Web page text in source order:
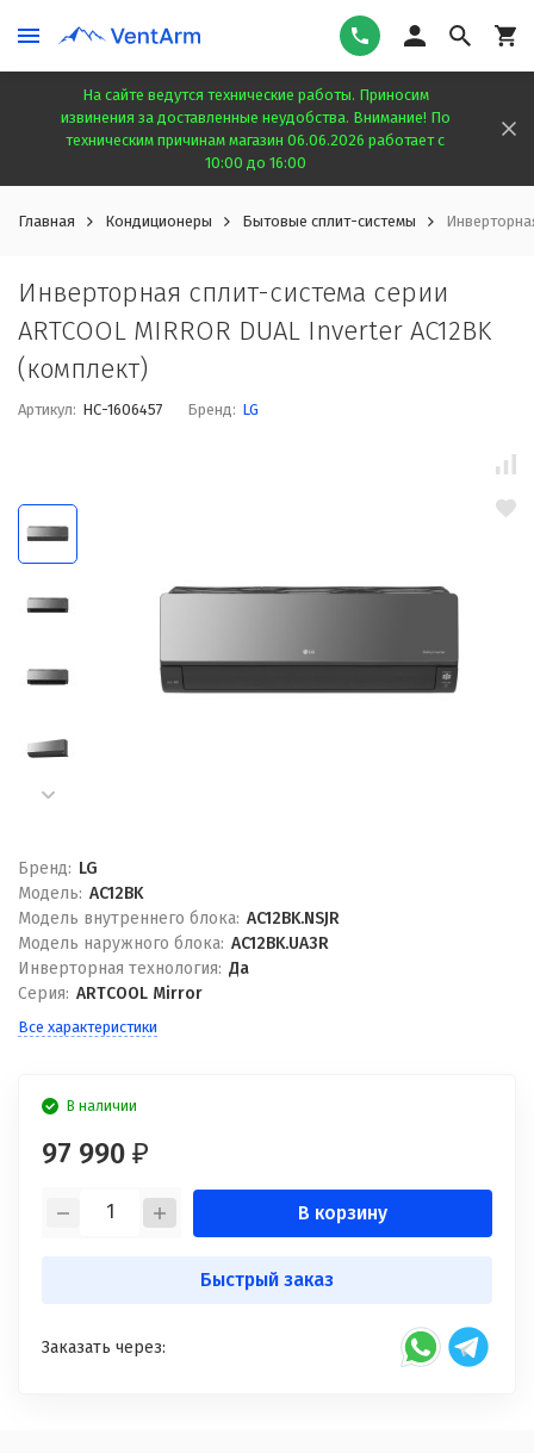
На сайте ведутся технические работы. Приносим
извинения за доставленные неудобства. Внимание! По
техническим причинам магазин 06.06.2026 работает с
10:00 до 16:00
Главная Кондиционеры Бытовые сплит-системы
Инверторная сплит-система серии
ARTCOOL MIRROR DUAL Inverter AC12BK
(комплект)
Артикул: НС-1606457 Бренд: LG
Бренд: LG
Модель: AC12BK
Модель внутреннего блока: AC12BK.NSJR
Модель наружного блока: AC12BK.UA3R
Инверторная технология: Да
Серия: ARTCOOL Mirror
Все характеристики
В наличии
97 990 ₽
В корзину
Быстрый заказ
Заказать через: